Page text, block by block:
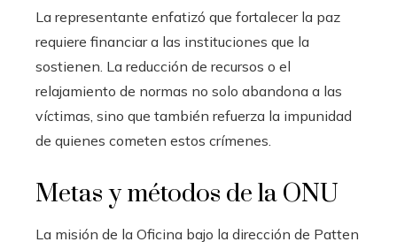
La representante enfatizó que fortalecer la paz
requiere financiar a las instituciones que la
sostienen. La reducción de recursos o el
relajamiento de normas no solo abandona a las
víctimas, sino que también refuerza la impunidad
de quienes cometen estos crímenes.
Metas y métodos de la ONU
La misión de la Oficina bajo la dirección de Patten